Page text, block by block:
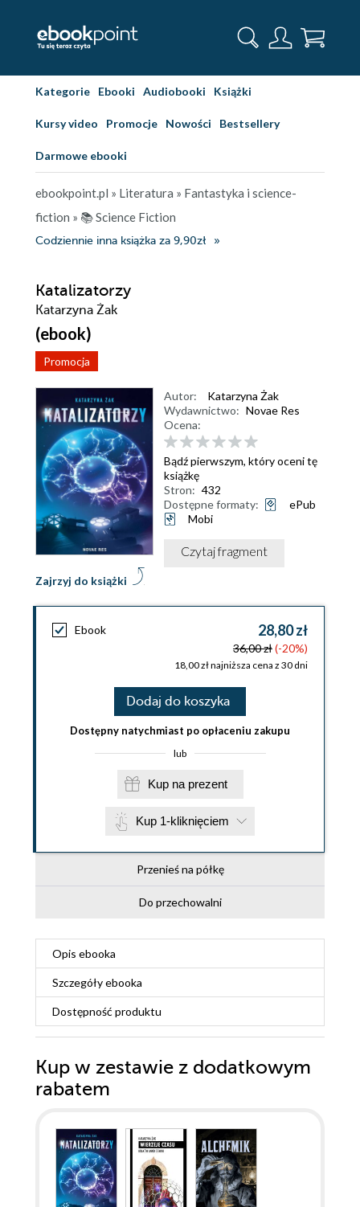
Kategorie Ebooki Audiobooki Książki
Kursy video Promocje Nowości Bestsellery
Darmowe ebooki
ebookpoint.pl » Literatura » Fantastyka i science-
fiction » 📚 Science Fiction
Codziennie inna książka za 9,90zł
Katalizatorzy
Katarzyna Żak
(ebook)
Promocja
Zajrzyj do książki
Autor:
Katarzyna Żak
Wydawnictwo: Novae Res
Ocena:
Bądź pierwszym, który oceni tę
książkę
Stron: 432
Dostępne formaty:
ePub
Mobi
Czytaj fragment
Ebook 28,80 zł
36,00 zł(-20%)
18,00 zł najniższa cena z 30 dni
Dodaj do koszyka
Dostępny natychmiast po opłaceniu zakupu
lub
Kup na prezent
Kup 1-kliknięciem
Przenieś na półkę
Do przechowalni
Opis ebooka
Szczegółyebooka
Dostępność produktu
Kup w zestawie z dodatkowym
rabatem